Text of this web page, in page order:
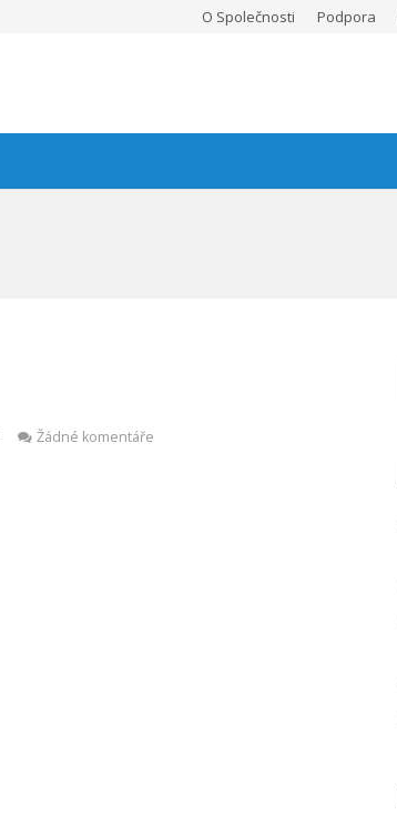
O Společnosti Podpora
Žádné komentáře